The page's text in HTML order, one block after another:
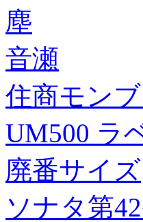
塵
音瀬
住商モン
UM500 ラ
廃番サイズ
ソナタ第